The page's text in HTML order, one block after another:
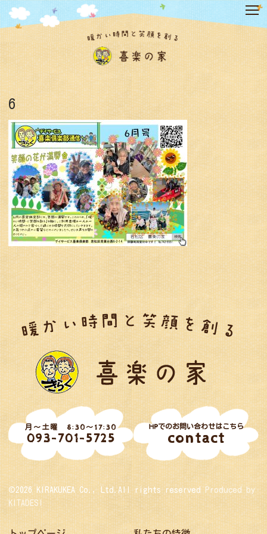
テ
ン
ツ
へ
ス
キ
ッ
プ
6
月～土曜 8:30～17:30
093-701-5725
HPでのお問い合わせはこちら
contact
©2026 KIRAKUKEA Co., Ltd.All rights reserved Produced by
KITADESI